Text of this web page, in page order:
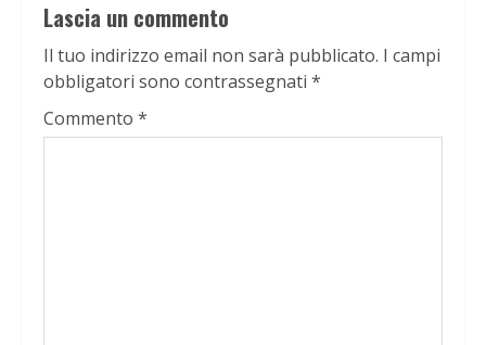
Lascia un commento
Il tuo indirizzo email non sarà pubblicato. I campi
obbligatori sono contrassegnati *
Commento *